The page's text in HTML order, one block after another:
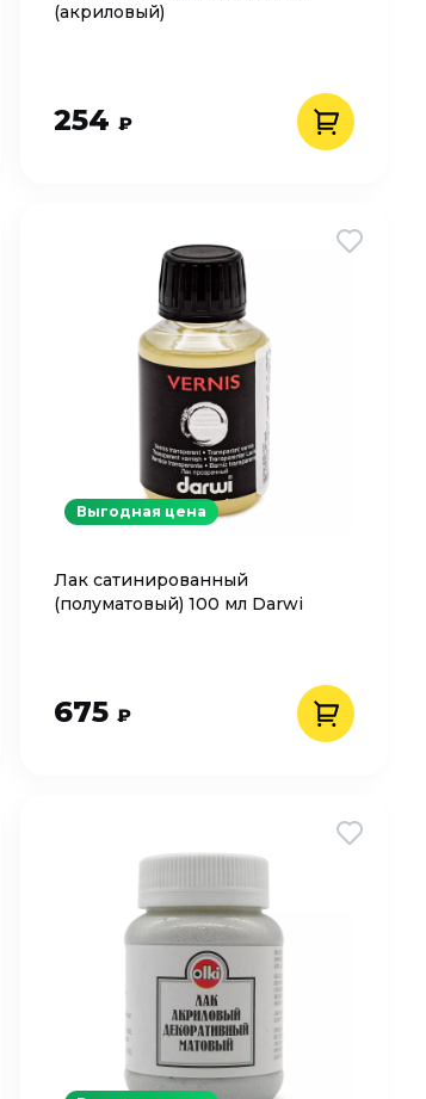
(акриловый)
254 ₽
Лак сатинированный
(полуматовый) 100 мл Darwi
675 ₽
Выгодная цена